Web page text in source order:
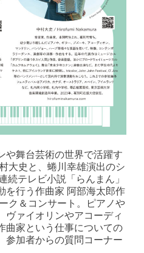
や舞台芸術の世界で活躍す
大史と、蜷川幸雄演出のシ
続テレビ小説「らんまん」
を行う作曲家 阿部海太郎作
ク＆コンサート。ピアノや
ヴァイオリンやアコーディ
曲家という仕事についての
参加者からの質問コーナー